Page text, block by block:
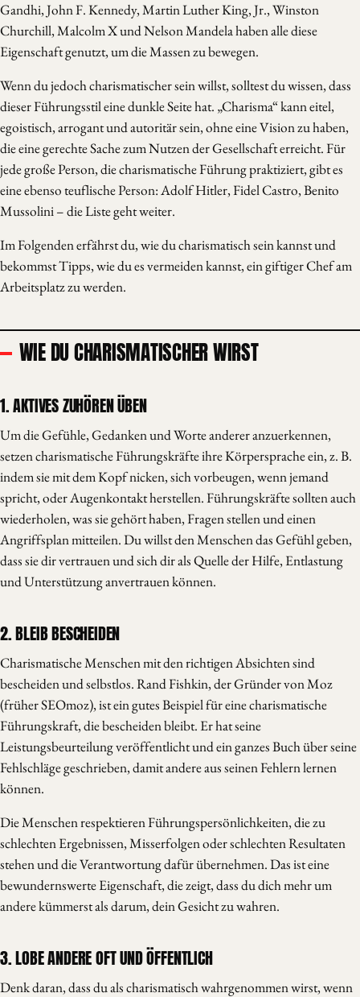
Gandhi, John F. Kennedy, Martin Luther King, Jr., Winston
Churchill, Malcolm X und Nelson Mandela haben alle diese
Eigenschaft genutzt, um die Massen zu bewegen.
Wenn du jedoch charismatischer sein willst, solltest du wissen, dass
dieser Führungsstil eine dunkle Seite hat. „Charisma“ kann eitel,
egoistisch, arrogant und autoritär sein, ohne eine Vision zu haben,
die eine gerechte Sache zum Nutzen der Gesellschaft erreicht. Für
jede große Person, die charismatische Führung praktiziert, gibt es
eine ebenso teuflische Person: Adolf Hitler, Fidel Castro, Benito
Mussolini – die Liste geht weiter.
Im Folgenden erfährst du, wie du charismatisch sein kannst und
bekommst Tipps, wie du es vermeiden kannst, ein giftiger Chef am
Arbeitsplatz zu werden.
WIE DU CHARISMATISCHER WIRST
1. AKTIVES ZUHÖREN ÜBEN
Um die Gefühle, Gedanken und Worte anderer anzuerkennen,
setzen charismatische Führungskräfte ihre Körpersprache ein, z. B.
indem sie mit dem Kopf nicken, sich vorbeugen, wenn jemand
spricht, oder Augenkontakt herstellen. Führungskräfte sollten auch
wiederholen, was sie gehört haben, Fragen stellen und einen
Angriffsplan mitteilen. Du willst den Menschen das Gefühl geben,
dass sie dir vertrauen und sich dir als Quelle der Hilfe, Entlastung
und Unterstützung anvertrauen können.
2. BLEIB BESCHEIDEN
Charismatische Menschen mit den richtigen Absichten sind
bescheiden und selbstlos. Rand Fishkin, der Gründer von Moz
(früher SEOmoz), ist ein gutes Beispiel für eine charismatische
Führungskraft, die bescheiden bleibt. Er hat seine
Leistungsbeurteilung veröffentlicht und ein ganzes Buch über seine
Fehlschläge geschrieben, damit andere aus seinen Fehlern lernen
können.
Die Menschen respektieren Führungspersönlichkeiten, die zu
schlechten Ergebnissen, Misserfolgen oder schlechten Resultaten
stehen und die Verantwortung dafür übernehmen. Das ist eine
bewundernswerte Eigenschaft, die zeigt, dass du dich mehr um
andere kümmerst als darum, dein Gesicht zu wahren.
3. LOBE ANDERE OFT UND ÖFFENTLICH
Denk daran, dass du als charismatisch wahrgenommen wirst, wenn